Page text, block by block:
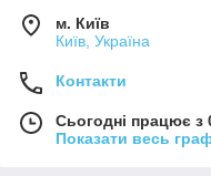
м. Київ
Київ, Україна
Контакти
Сьогодні працює з
Показати весь